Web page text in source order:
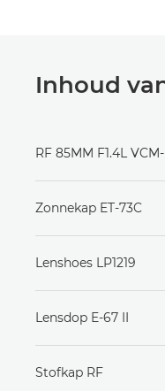
Inhoud
RF 85MM F1.4L
Zonnekap ET-73C
Lenshoes LP1219
Lensdop E-67 II
Stofkap RF